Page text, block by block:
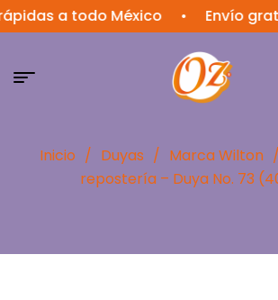
a todo México • Envío gratis
Inicio / Duyas / Marca Wilton /
repostería – Duya No. 73